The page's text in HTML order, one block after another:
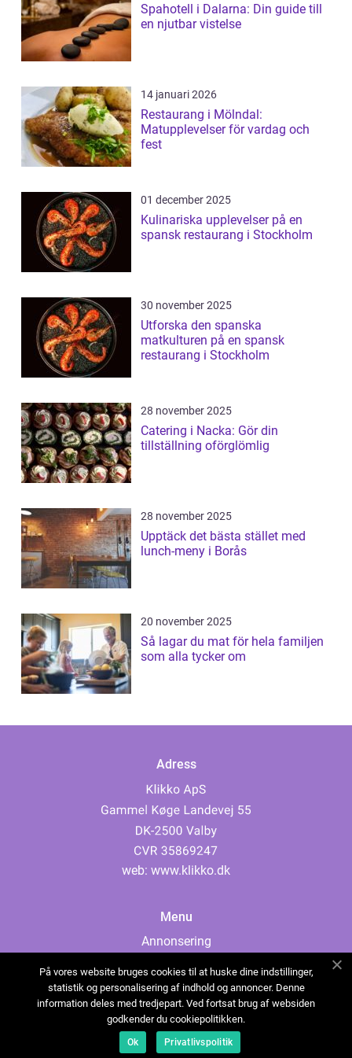
Spahotell i Dalarna: Din guide till
en njutbar vistelse
14 januari 2026
Restaurang i Mölndal:
Matupplevelser för vardag och
fest
01 december 2025
Kulinariska upplevelser på en
spansk restaurang i Stockholm
30 november 2025
Utforska den spanska
matkulturen på en spansk
restaurang i Stockholm
28 november 2025
Catering i Nacka: Gör din
tillställning oförglömlig
28 november 2025
Upptäck det bästa stället med
lunch-meny i Borås
20 november 2025
Så lagar du mat för hela familjen
som alla tycker om
Adress
web: www.klikko.dk
Menu
Annonsering
Cookies
Kontakta oss
Sitemap
På vores website bruges cookies til at huske dine indstillinger,
statistik og personalisering af indhold og annoncer. Denne
information deles med tredjepart. Ved fortsat brug af websiden
godkender du cookiepolitikken.
Ok Privatlivspolitik